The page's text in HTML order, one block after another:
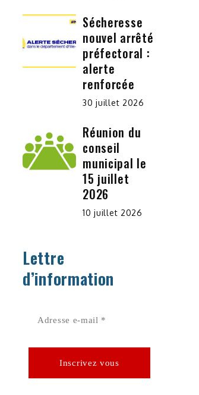
Sécheresse
nouvel arrêté
préfectoral :
alerte
renforcée
30 juillet 2026
Réunion du
conseil
municipal le
15 juillet
2026
10 juillet 2026
Lettre
d’information